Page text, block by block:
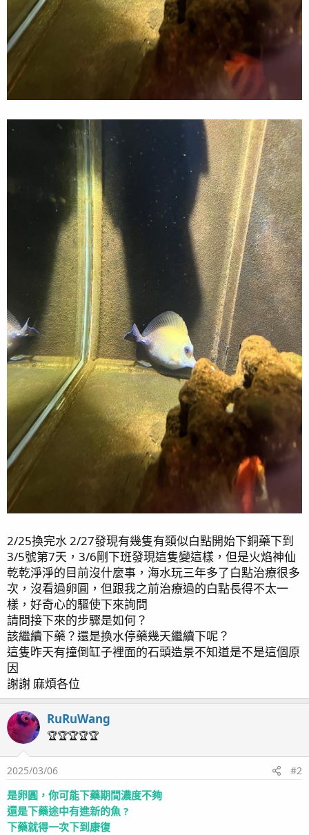
2/25換完水 2/27發現有幾隻有類似白點開始下銅藥下到
3/5號第7天，3/6剛下班發現這隻變這樣，但是火焰神仙
乾乾淨淨的目前沒什麼事，海水玩三年多了白點治療很多
次，沒看過卵圓，但跟我之前治療過的白點長得不太一
樣，好奇心的驅使下來詢問
請問接下來的步驟是如何？
該繼續下藥？還是換水停藥幾天繼續下呢？
這隻昨天有撞倒缸子裡面的石頭造景不知道是不是這個原
因
謝謝 麻煩各位
RuRuWang
🏆🏆🏆🏆🏆
2025/03/06 #2
是卵圓，你可能下藥期間濃度不夠
還是下藥途中有進新的魚 ?
下藥就得一次下到康復